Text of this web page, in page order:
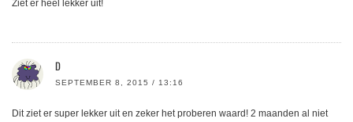
Ziet er heel lekker uit!
D
SEPTEMBER 8, 2015 / 13:16
Dit ziet er super lekker uit en zeker het proberen waard! 2 maanden al niet